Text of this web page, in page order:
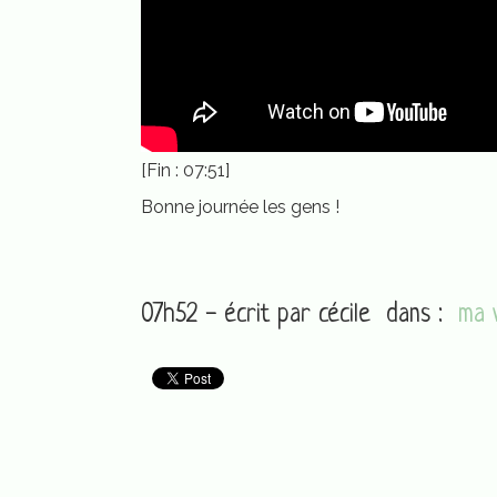
[Fin : 07:51]
Bonne journée les gens !
07h52 - écrit par cécile dans : ma